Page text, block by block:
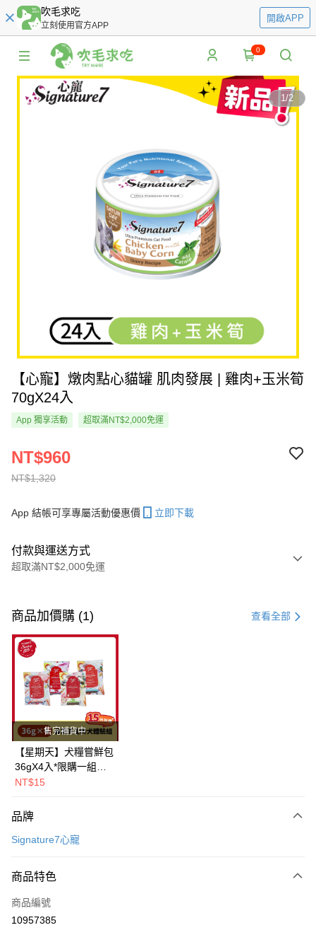
吹毛求吃
立刻使用官方APP
開啟APP
0
1/2
【心寵】燉肉點心貓罐 肌肉發展 | 雞肉+玉米筍
70gX24入
App 獨享活動 超取滿NT$2,000免運
NT$1,320
NT$960
App 結帳可享專屬活動優惠價 立即下載
付款與運送方式
超取滿NT$2,000免運
信用卡一次付款
超商取貨付款
LINE Pay
Apple Pay
街口支付
悠遊付
Google Pay
AFTEE先享後付
相關說明
AFTEE先享後付是「在收到商品之後才付款」的支付方式。 讓您購物簡單
便利好安心！
２．便利：只要手機號碼，簡訊認證，即可結帳。
３．安心：先確認商品／服務後，再付款。
運送方式
全家取貨付款
商品加價購 (1) 查看全部
售完補貨中
【星期天】犬糧嘗鮮包
36gX4入*限購一組｜
鱈+鮭+牛+羊（效期
NT$15
品牌
Signature7心寵
商品特色
商品編號
10957385